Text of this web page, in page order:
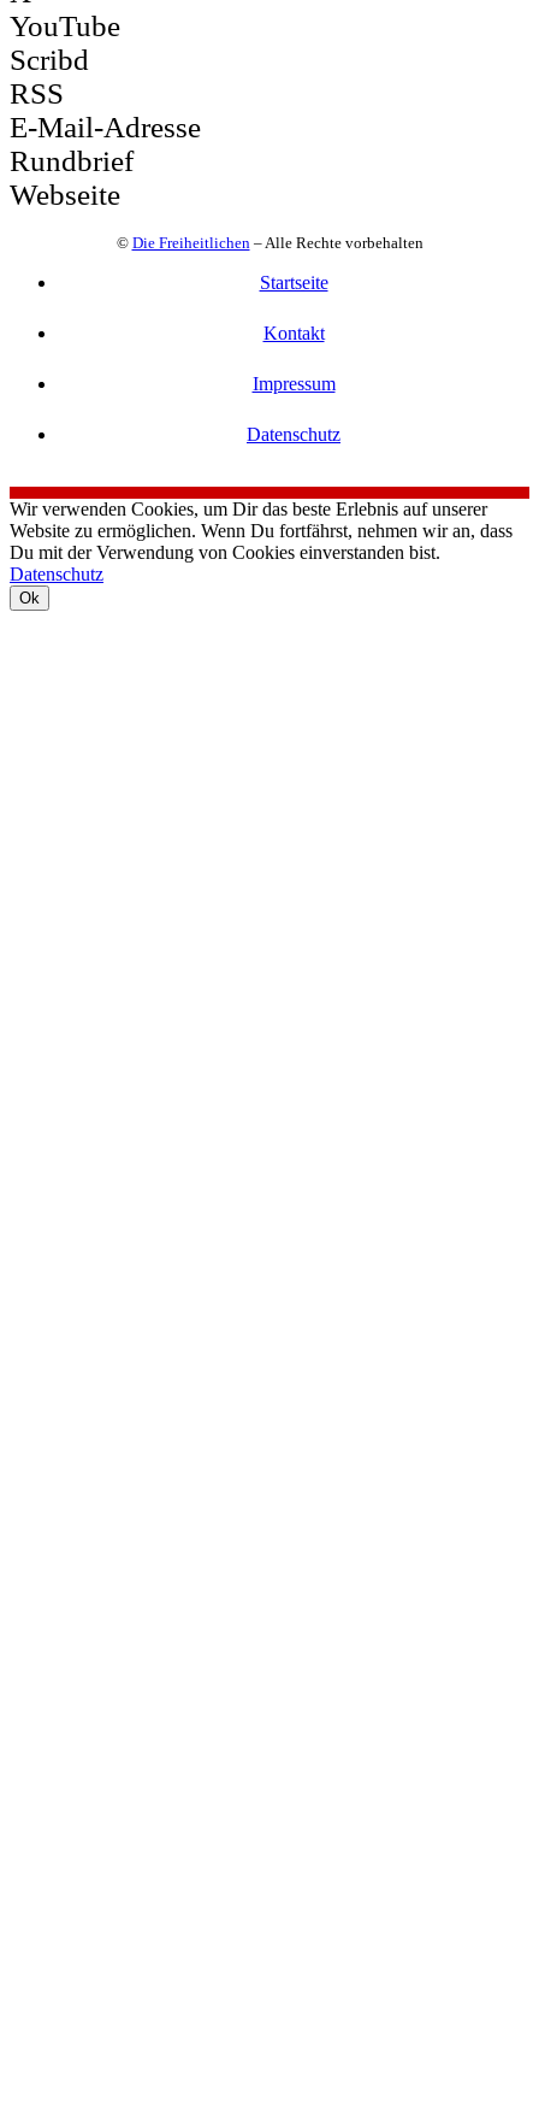
YouTube
Scribd
RSS
E-Mail-Adresse
Rundbrief
Webseite
© Die Freiheitlichen – Alle Rechte vorbehalten
Startseite
Kontakt
Impressum
Datenschutz
Wir verwenden Cookies, um Dir das beste Erlebnis auf unserer
Website zu ermöglichen. Wenn Du fortfährst, nehmen wir an, dass
Du mit der Verwendung von Cookies einverstanden bist.
Datenschutz
Ok